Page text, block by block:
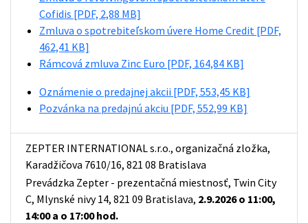
Cofidis [PDF, 2,88 MB]
Zmluva o spotrebiteľskom úvere Home Credit [PDF,
462,41 KB]
Rámcová zmluva Zinc Euro [PDF, 164,84 KB]
Oznámenie o predajnej akcii [PDF, 553,45 KB]
Pozvánka na predajnú akciu [PDF, 552,99 KB]
ZEPTER INTERNATIONAL s.r.o., organizačná zložka,
Karadžičova 7610/16, 821 08 Bratislava
Prevádzka Zepter - prezentačná miestnosť, Twin City
C, Mlynské nivy 14, 821 09 Bratislava, 2.9.2026 o 11:00,
14:00 a o 17:00 hod.